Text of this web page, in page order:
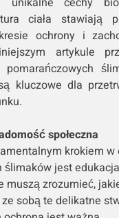
ciała stawiają
ochrony i
artykule
kluczowe dla
społeczna
krokiem w
ślimaków jest edukacja
muszą zrozumieć,
sobą te delikatne